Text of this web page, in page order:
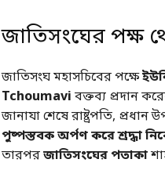
জাতিসংঘের পক্ষ
জাতিসংঘ মহাসচিবের পক্ষে
Tchoumavi বক্তব্য প্রদান
জানাযা শেষে রাষ্ট্রপতি, প্রধান
পুষ্পস্তবক অর্পণ করে শ্রদ্ধা
তারপরজাতিসংঘের পতাকা